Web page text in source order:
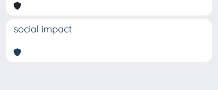
social impact